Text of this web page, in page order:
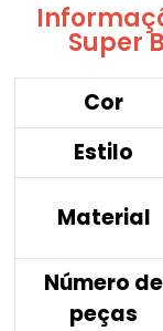
Super
Cor
Estilo
Material
Número de
peças